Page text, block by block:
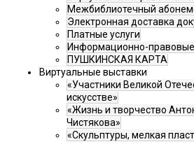
Межбиблиотечный
Электронная доставка
Платные услуги
Информационно-
ПУШКИНСКАЯ КАРТА
Виртуальные выставки
«Участники Великой
искусстве»
«Жизнь и творчество
Чистякова»
«Скульптуры, мелкая